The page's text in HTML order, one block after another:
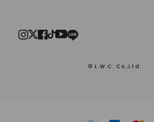
© L.W.C. Co.,Ltd.